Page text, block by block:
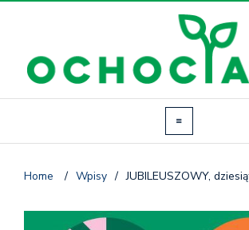
Home / Wpisy / JUBILEUSZOWY,